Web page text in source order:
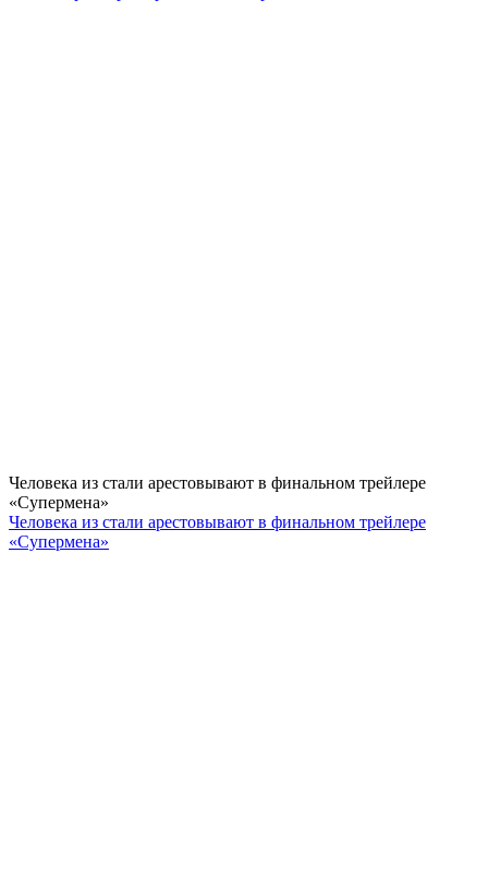
Человека из стали арестовывают в финальном трейлере
«Супермена»
Человека из стали арестовывают в финальном трейлере
«Супермена»